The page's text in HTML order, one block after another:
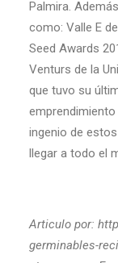
Palmira.
como: Valle E
Seed Awards
Venturs de la
que tuvo su
ingenio de
llegar a todo el
Articulo por:
germinables-